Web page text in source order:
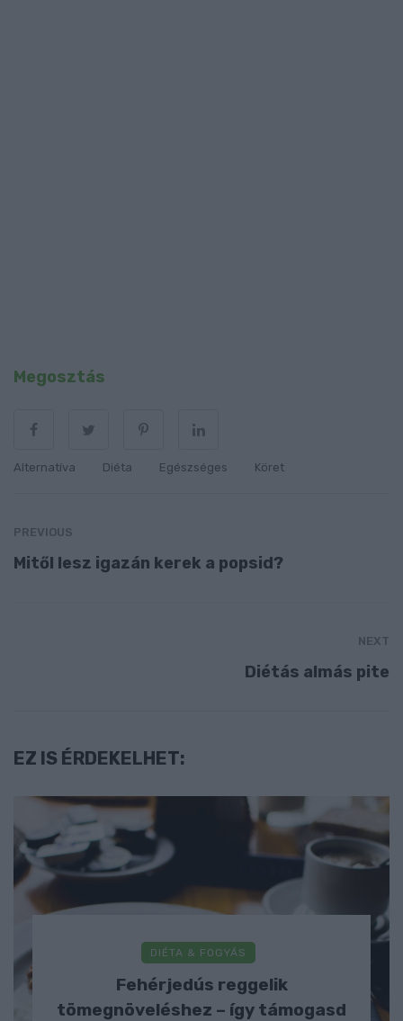
Megosztás
Alternatíva Diéta Egészséges Köret
PREVIOUS
Mitől lesz igazán kerek a popsid?
NEXT
Diétás almás pite
EZ IS ÉRDEKELHET:
DIÉTA & FOGYÁS
Fehérjedús reggelik
tömegnöveléshez – így támogasd